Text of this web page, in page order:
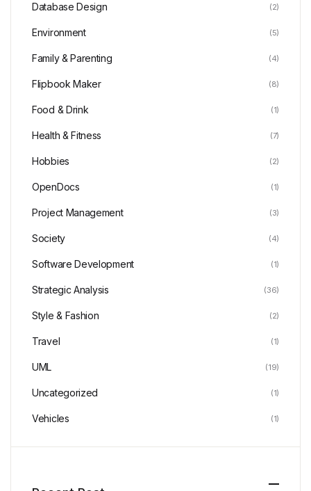
Database Design (2)
Environment (5)
Family & Parenting (4)
Flipbook Maker (8)
Food & Drink (1)
Health & Fitness (7)
Hobbies (2)
OpenDocs (1)
Project Management (3)
Society (4)
Software Development (1)
Strategic Analysis (36)
Style & Fashion (2)
Travel (1)
UML (19)
Uncategorized (1)
Vehicles (1)